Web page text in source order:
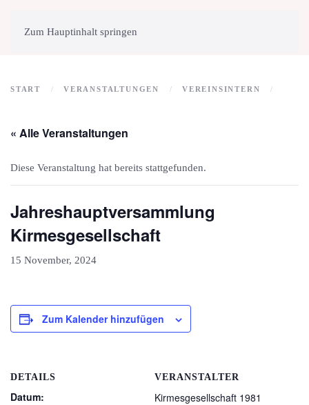
Zum Hauptinhalt springen
START VERANSTALTUNGEN VEREINSINTERN
« Alle Veranstaltungen
Diese Veranstaltung hat bereits stattgefunden.
Jahreshauptversammlung
Kirmesgesellschaft
15 November, 2024
Zum Kalender hinzufügen
DETAILS
Datum:
VERANSTALTER
Kirmesgesellschaft 1981